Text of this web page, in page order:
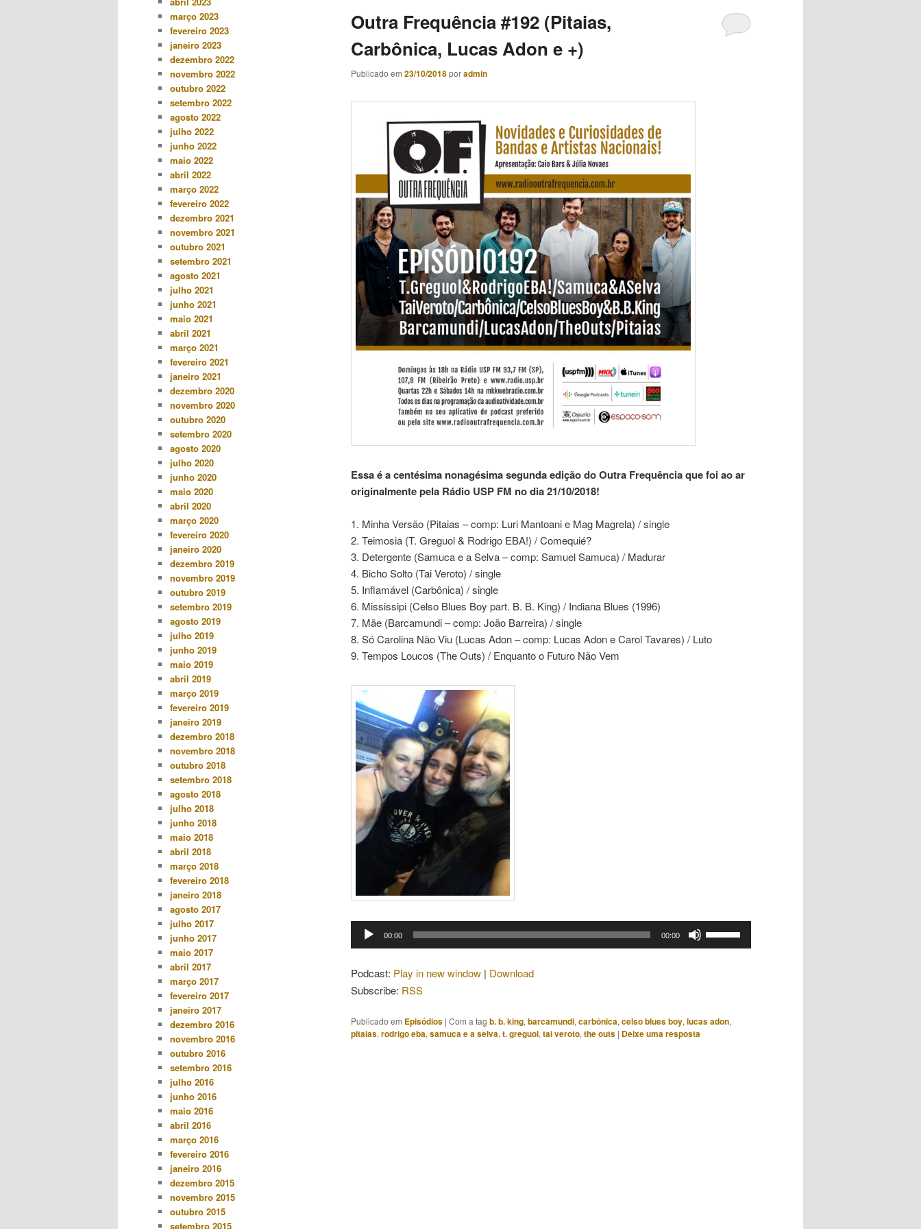
Outra Frequência #192 (Pitaias,
Carbônica, Lucas Adon e +)
Publicado em 23/10/2018poradmin
Essa é a centésima nonagésima segunda edição do Outra Frequência que foi ao ar
originalmente pela Rádio USP FM no dia 21/10/2018!
1. Minha Versão (Pitaias – comp: Luri Mantoani e Mag Magrela) / single
2. Teimosia (T. Greguol & Rodrigo EBA!) / Comequié?
3. Detergente (Samuca e a Selva – comp: Samuel Samuca) / Madurar
4. Bicho Solto (Tai Veroto) / single
5. Inflamável (Carbônica) / single
6. Mississipi (Celso Blues Boy part. B. B. King) / Indiana Blues (1996)
7. Mãe (Barcamundi – comp: João Barreira) / single
8. Só Carolina Não Viu (Lucas Adon – comp: Lucas Adon e Carol Tavares) / Luto
9. Tempos Loucos (The Outs) / Enquanto o Futuro Não Vem
Tocador 00:00 00:00
para
Podcast: Play in new window | Download
Subscribe: RSS
Publicado em Episódios | Com a tag b. b. king,barcamundi,carbônica,celso blues boy,lucas adon,
pitaias,rodrigo eba,samuca e a selva,t. greguol,tai veroto,the outs | Deixe uma resposta
março 2023
fevereiro 2023
janeiro 2023
dezembro 2022
novembro 2022
outubro 2022
setembro 2022
agosto 2022
julho 2022
junho 2022
maio 2022
abril 2022
março 2022
fevereiro 2022
dezembro 2021
novembro 2021
outubro 2021
setembro 2021
agosto 2021
julho 2021
junho 2021
maio 2021
abril 2021
março 2021
fevereiro 2021
janeiro 2021
dezembro 2020
novembro 2020
outubro 2020
setembro 2020
agosto 2020
julho 2020
junho 2020
maio 2020
abril 2020
março 2020
fevereiro 2020
janeiro 2020
dezembro 2019
novembro 2019
outubro 2019
setembro 2019
agosto 2019
julho 2019
junho 2019
maio 2019
abril 2019
março 2019
fevereiro 2019
janeiro 2019
dezembro 2018
novembro 2018
outubro 2018
setembro 2018
agosto 2018
julho 2018
junho 2018
maio 2018
abril 2018
março 2018
fevereiro 2018
janeiro 2018
agosto 2017
julho 2017
junho 2017
maio 2017
abril 2017
março 2017
fevereiro 2017
janeiro 2017
dezembro 2016
novembro 2016
outubro 2016
setembro 2016
julho 2016
junho 2016
maio 2016
abril 2016
março 2016
fevereiro 2016
janeiro 2016
dezembro 2015
novembro 2015
outubro 2015
setembro 2015